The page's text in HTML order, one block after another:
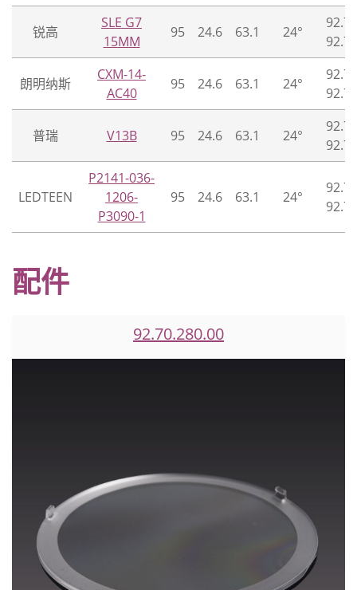
锐高
SLE G7
15MM
95 24.6 63.1 24°
朗明纳斯
CXM-14-
AC40
95 24.6 63.1 24°
普瑞 V13B 95 24.6 63.1 24°
LEDTEEN
P2141-036-
1206-
P3090-1
95 24.6 63.1 24°
配件
92.70.280.00